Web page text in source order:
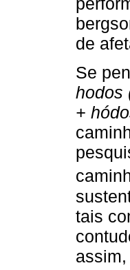
de
Se
hodos
+
tais